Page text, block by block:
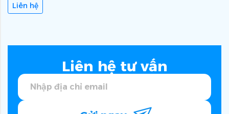
Liên hệ
Liên hệ tư vấn